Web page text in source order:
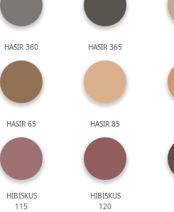
HASIR 360 HASIR 365
HASIR 65 HASIR 85
HİBİSKUS
115
HİBİSKUS
120